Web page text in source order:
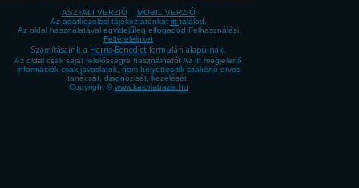
ASZTALI VERZIÓ
MOBIL VERZIÓ
Az adatkezelési tájékoztatónkat itt találod.
Az oldal használatával egyidejűleg elfogadod Felhasználási
Feltételeinket
Számításaink a Harris-Benedict formulán alapulnak.
Az oldal csak saját felelősségre használható! Az itt megjelenő
információk csak javaslatok, nem helyettesítik szakértő orvos
tanácsát, diagnózisát, kezelését.
Copyright © www.kaloriabazis.hu